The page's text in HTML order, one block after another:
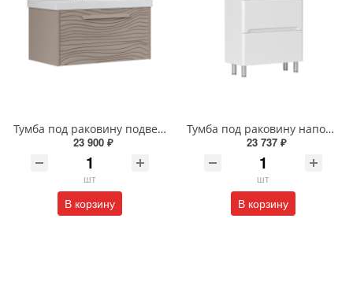
Тумба под раковину подвесная EQUIL Глеам 80.1Я/Gleam 80.1Y амарок/дуб вотан tpGLEAM80.1Y-25
23 900 ₽
шт
В корзину
Тумба под раковину напольная EQUIL Найс 60 см tnNICE60.2Y-05 белая
23 737 ₽
шт
В корзину